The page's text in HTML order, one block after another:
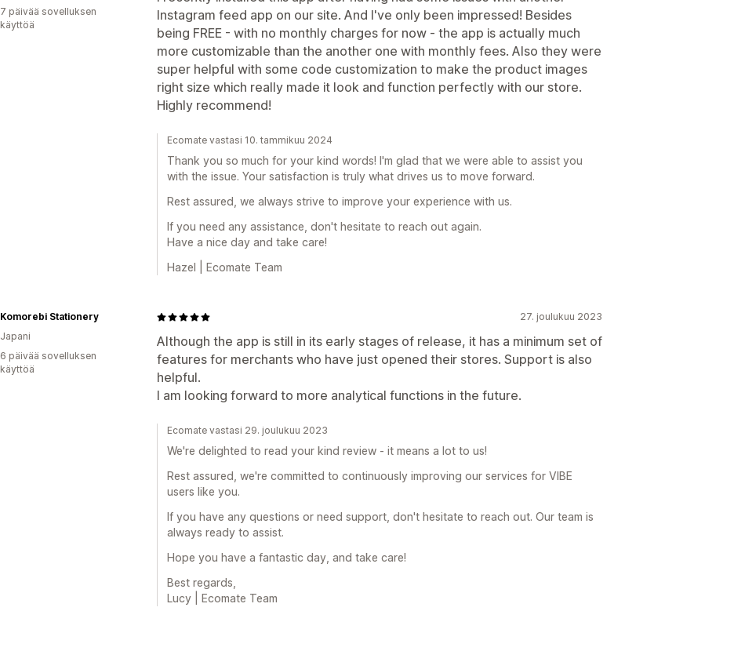
Instagram feed app on our site. And I've only been impressed! Besides
being FREE - with no monthly charges for now - the app is actually much
more customizable than the another one with monthly fees. Also they were
super helpful with some code customization to make the product images
right size which really made it look and function perfectly with our store.
Highly recommend!
7 päivää sovelluksen
käyttöä
Ecomate vastasi 10. tammikuu 2024
Thank you so much for your kind words! I'm glad that we were able to assist you
with the issue. Your satisfaction is truly what drives us to move forward.
Rest assured, we always strive to improve your experience with us.
If you need any assistance, don't hesitate to reach out again.
Have a nice day and take care!
Hazel | Ecomate Team
27. joulukuu 2023
Although the app is still in its early stages of release, it has a minimum set of
features for merchants who have just opened their stores. Support is also
helpful.
I am looking forward to more analytical functions in the future.
Komorebi Stationery
Japani
6 päivää sovelluksen
käyttöä
Ecomate vastasi 29. joulukuu 2023
We're delighted to read your kind review - it means a lot to us!
Rest assured, we're committed to continuously improving our services for VIBE
users like you.
If you have any questions or need support, don't hesitate to reach out. Our team is
always ready to assist.
Hope you have a fantastic day, and take care!
Best regards,
Lucy | Ecomate Team